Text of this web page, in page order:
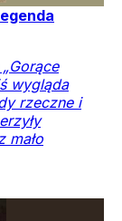
wygląda
rzeczne i
mało